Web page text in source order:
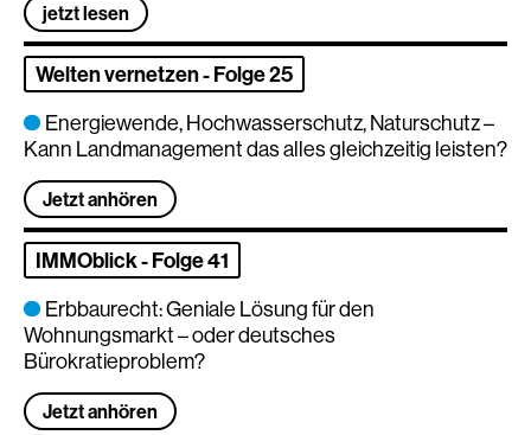
jetzt lesen
Energiewende, Hochwasserschutz, Naturschutz –
Kann Landmanagement das alles gleichzeitig leisten?
Welten vernetzen - Folge 25
Jetzt anhören
Erbbaurecht: Geniale Lösung für den
Wohnungsmarkt – oder deutsches
Bürokratieproblem?
IMMOblick - Folge 41
Jetzt anhören